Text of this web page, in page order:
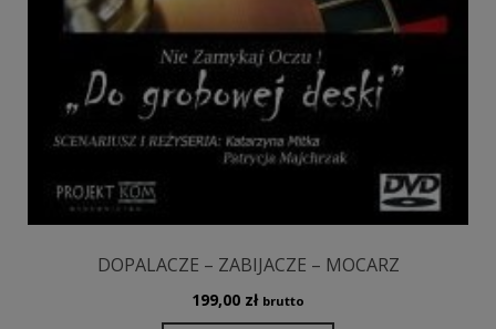
DOPALACZE – ZABIJACZE – MOCARZ
199,00 zł brutto